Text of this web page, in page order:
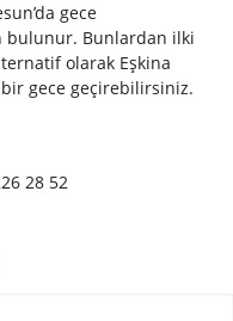
gece
bulunur. Bunlardan ilki
olarak Eşkina
gece geçirebilirsiniz.
28 52